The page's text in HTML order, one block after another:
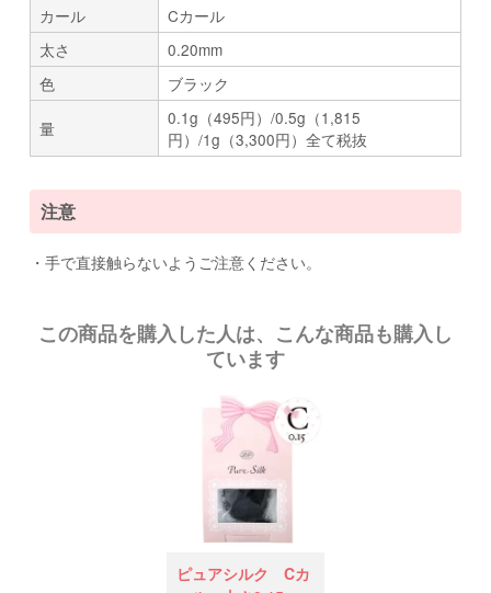
カール
Cカール
太さ
0.20mm
色
ブラック
量
0.1g（495円）/0.5g（1,815
円）/1g（3,300円）全て税抜
注意
・手で直接触らないようご注意ください。
この商品を購入した人は、こんな商品も購入し
ています
ピュアシルク Cカ